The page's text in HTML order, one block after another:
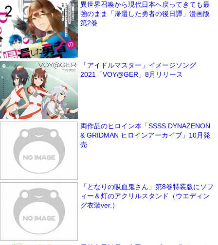
異世界召喚から現代日本へ戻ってきても最
強のまま「帰還した勇者の後日譚」漫画版
第2巻
「アイドルマスター」イメージソング
2021「VOY@GER」8月リリース
両作品のヒロイン本「SSSS.DYNAZENON
& GRIDMAN ヒロインアーカイブ」10月発
売
「となりの吸血鬼さん」第8巻特装版にソフ
ィー＆灯のアクリルスタンド（ウエディン
グ衣装ver.）